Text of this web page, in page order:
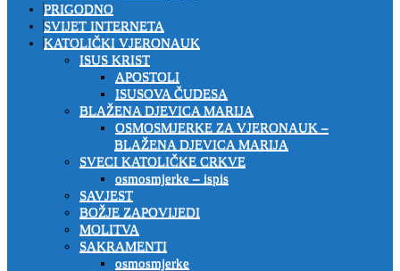
PRIGODNO
SVIJET INTERNETA
KATOLIČKI VJERONAUK
ISUS KRIST
APOSTOLI
ISUSOVA ČUDESA
BLAŽENA DJEVICA MARIJA
OSMOSMJERKE ZA VJERONAUK –
BLAŽENA DJEVICA MARIJA
SVECI KATOLIČKE CRKVE
osmosmjerke – ispis
SAVJEST
BOŽJE ZAPOVIJEDI
MOLITVA
SAKRAMENTI
osmosmjerke